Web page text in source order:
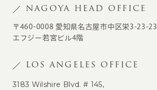
NAGOYA HEAD OFFICE
〒460-0008 愛知県名古屋市中区栄3-23-23
エフジー若宮ビル4階
LOS ANGELES OFFICE
3183 Wilshire Blvd. # 145,